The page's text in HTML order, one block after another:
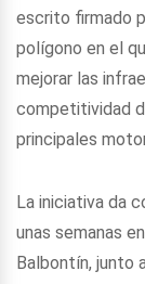
escrito firmado
polígono en el
mejorar las
competitividad
principales
La iniciativa da
unas semanas
Balbontín, junto